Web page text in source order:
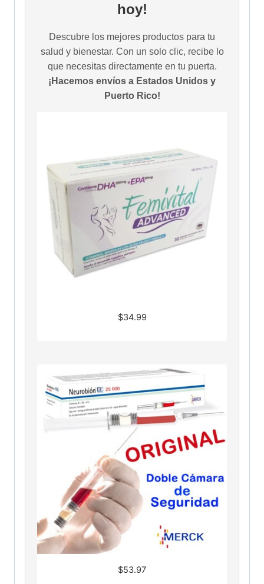
hoy!
Descubre los mejores productos para tu
salud y bienestar. Con un solo clic, recibe lo
que necesitas directamente en tu puerta.
¡Hacemos envíos a Estados Unidos y
Puerto Rico!
$34.99
$53.97